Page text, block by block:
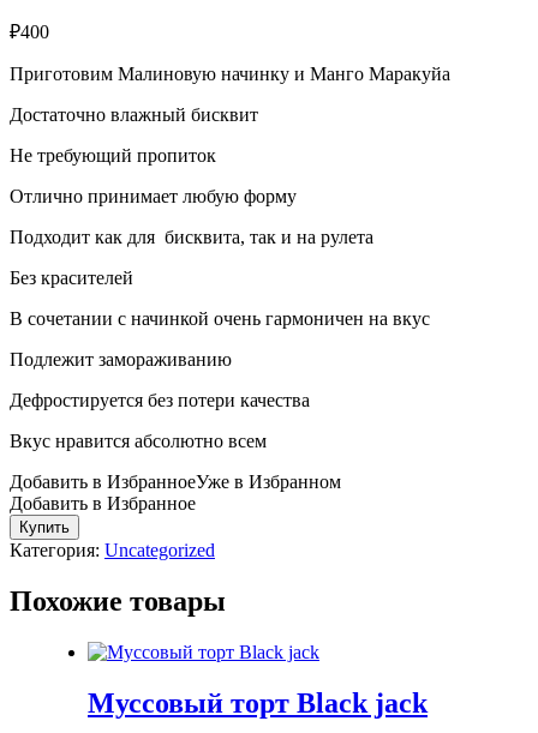
₽400
Приготовим Малиновую начинку и Манго Маракуйа
Достаточно влажный бисквит
Не требующий пропиток
Отлично принимает любую форму
Подходит как для бисквита, так и на рулета
Без красителей
В сочетании с начинкой очень гармоничен на вкус
Подлежит замораживанию
Дефростируется без потери качества
Вкус нравится абсолютно всем
Добавить в ИзбранноеУже в Избранном
Добавить в Избранное
Количество
Рулет
Грин
Купить
Категория: Uncategorized
Похожие товары
Муссовый торт Black jack